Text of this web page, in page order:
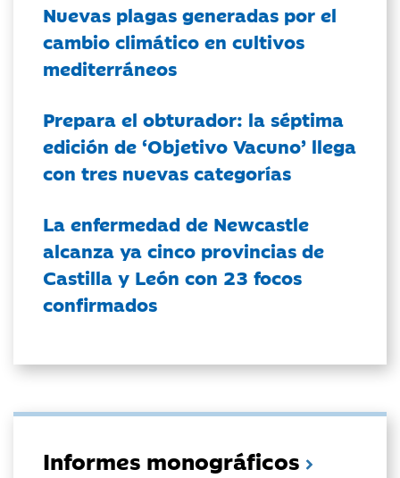
Nuevas plagas generadas por el
cambio climático en cultivos
mediterráneos
Prepara el obturador: la séptima
edición de ‘Objetivo Vacuno’ llega
con tres nuevas categorías
La enfermedad de Newcastle
alcanza ya cinco provincias de
Castilla y León con 23 focos
confirmados
Informes monográficos